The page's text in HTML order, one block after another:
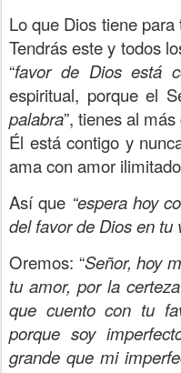
Lo que Dios tiene
Tendrás este y todos
“favor de Dios está
espiritual, porque el
palabra”, tienes al
Él está contigo y
ama con amor
Así que “espera hoy
del favor de Dios en tu
Oremos: “Señor, hoy
tu amor, por la
que cuento con tu
porque soy
grande que mi